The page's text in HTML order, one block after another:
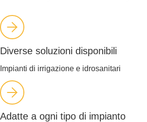
Diverse soluzioni disponibili
Impianti di irrigazione e idrosanitari
Adatte a ogni tipo di impianto